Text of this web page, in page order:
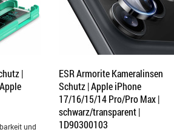
|
und
ESR Armorite Kameralinsen
Schutz | Apple iPhone
17/16/15/14 Pro/Pro Max |
schwarz/transparent |
1D90300103